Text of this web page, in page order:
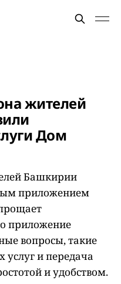
жителей
Дом
Башкирии
приложением
приложение
вопросы, такие
и передача
и удобством.